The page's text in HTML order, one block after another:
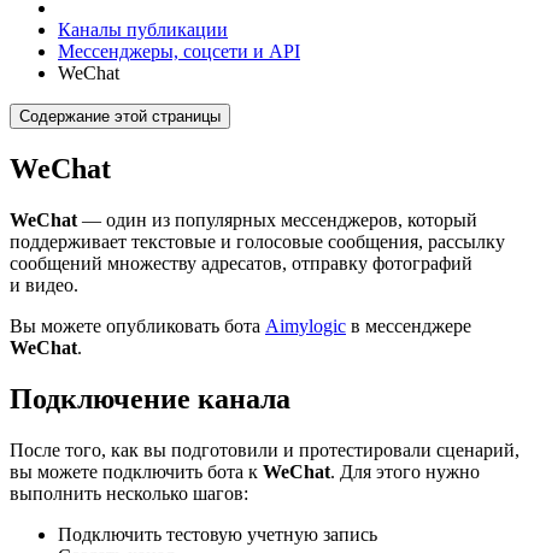
Каналы публикации
Мессенджеры, соцсети и API
WeChat
Содержание этой страницы
WeChat
WeChat — один из популярных мессенджеров, который
поддерживает текстовые и голосовые сообщения, рассылку
сообщений множеству адресатов, отправку фотографий
и видео.
Вы можете опубликовать бота Aimylogic в мессенджере
WeChat.
Подключение канала
После того, как вы подготовили и протестировали сценарий,
вы можете подключить бота к WeChat. Для этого нужно
выполнить несколько шагов:
Подключить тестовую учетную запись